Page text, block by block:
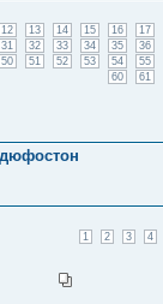
12 13 14 15 16
17
31 32 33 34 35
36
50 51 52 53 54
55
60
61
1 2 3 4